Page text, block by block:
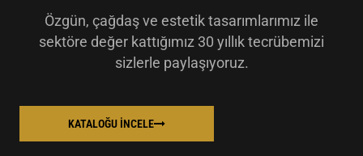
Özgün, çağdaş ve estetik tasarımlarımız ile
sektöre değer kattığımız 30 yıllık tecrübemizi
sizlerle paylaşıyoruz.
KATALOĞU İNCELE